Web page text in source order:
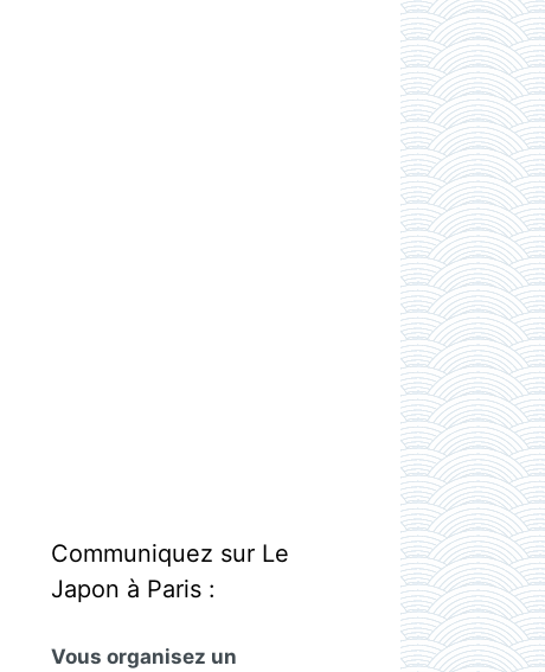
Communiquez sur Le
Japon à Paris :
Vous organisez un